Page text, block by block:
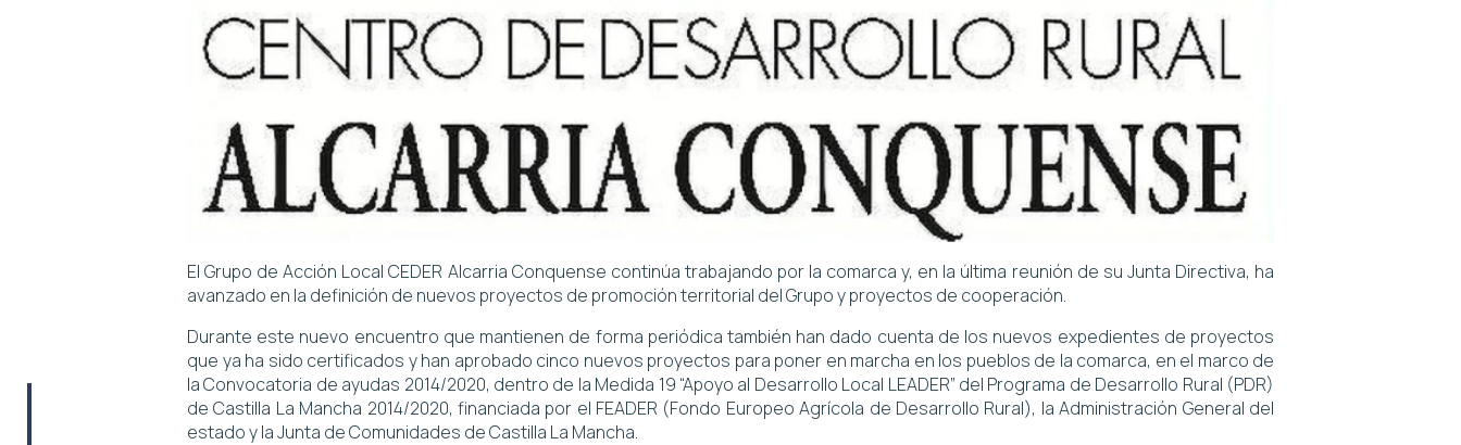
El Grupo de Acción Local CEDER Alcarria Conquense continúa trabajando por la comarca y, en la última reunión de su Junta Directiva, ha
avanzado en la definición de nuevos proyectos de promoción territorial del Grupo y proyectos de cooperación.
Durante este nuevo encuentro que mantienen de forma periódica también han dado cuenta de los nuevos expedientes de proyectos
que ya ha sido certificados y han aprobado cinco nuevos proyectos para poner en marcha en los pueblos de la comarca, en el marco de
la Convocatoria de ayudas 2014/2020, dentro de la Medida 19 “Apoyo al Desarrollo Local LEADER” del Programa de Desarrollo Rural (PDR)
de Castilla La Mancha 2014/2020, financiada por el FEADER (Fondo Europeo Agrícola de Desarrollo Rural), la Administración General del
estado y la Junta de Comunidades de Castilla La Mancha.